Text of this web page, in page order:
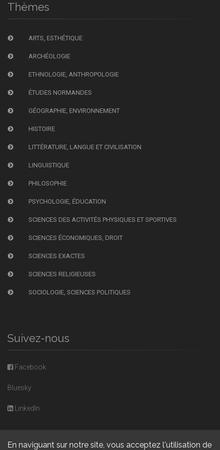
En naviguant sur notre site, vous acceptez l'utilisation de
Thèmes
ARTS, ESTHÉTIQUE
ARCHÉOLOGIE
ETHNOLOGIE, ANTHROPOLOGIE
ÉTUDES NORMANDES
GÉOGRAPHIE, ENVIRONNEMENT
HISTOIRE
LITTÉRATURE, LANGUE ET CIVILISATION
LINGUISTIQUE
PHILOSOPHIE
PSYCHOLOGIE, ÉDUCATION
SCIENCES DES ACTIVITÉS PHYSIQUES ET SPORTIVES
SCIENCES ÉCONOMIQUES, DROIT
SCIENCES EXACTES
SCIENCES RELIGIEUSES
SOCIOLOGIE, SCIENCES POLITIQUES
Suivez-nous
Facebook
Bluesky
LinkedIn